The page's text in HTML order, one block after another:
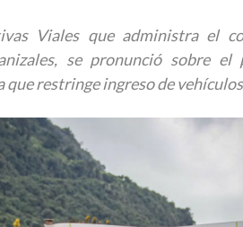
Viales que administra el
se pronunció sobre
que restringe ingreso de